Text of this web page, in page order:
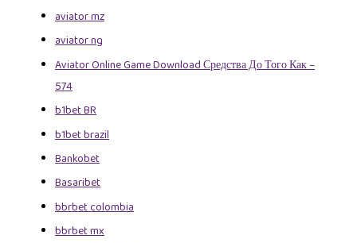
aviator mz
aviator ng
Aviator Online Game Download Средства До Того Как –
574
b1bet BR
b1bet brazil
Bankobet
Basaribet
bbrbet colombia
bbrbet mx